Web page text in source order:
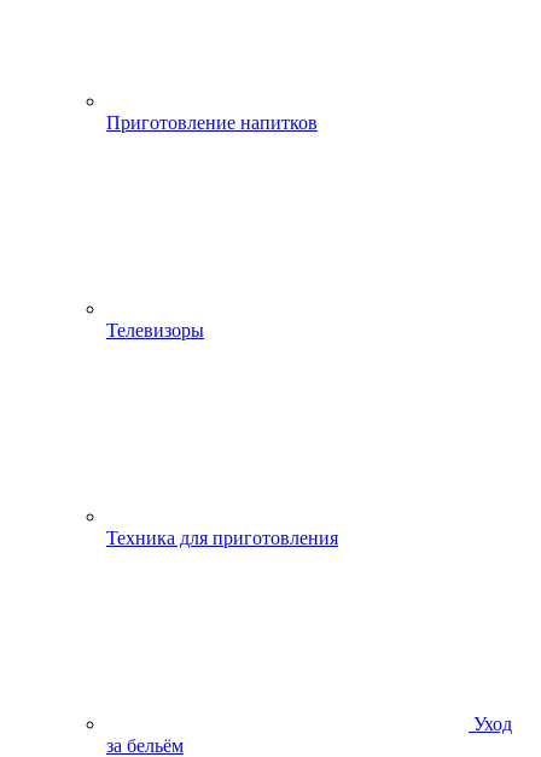
Приготовление напитков
Телевизоры
Техника для приготовления
Уход
за бельём